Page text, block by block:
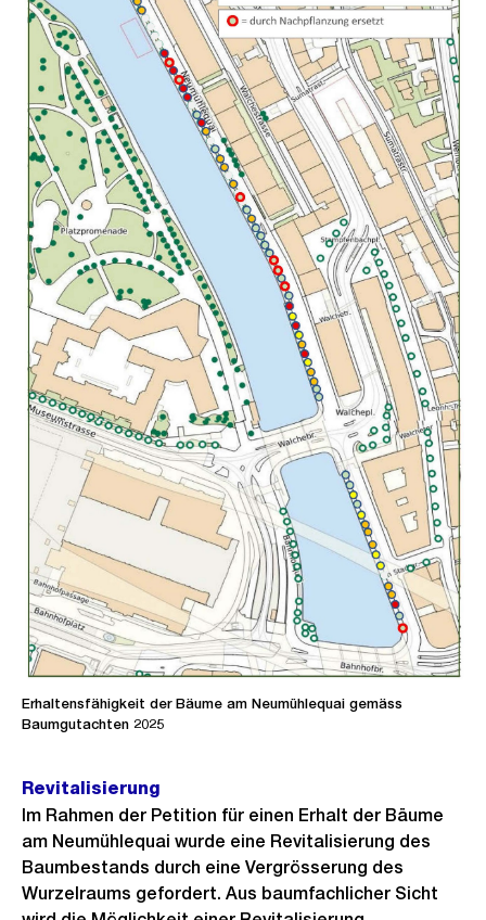
Erhaltensfähigkeit der Bäume am Neumühlequai gemäss
Baumgutachten 2025
Revitalisierung
Im Rahmen der Petition für einen Erhalt der Bäume
am Neumühlequai wurde eine Revitalisierung des
Baumbestands durch eine Vergrösserung des
Wurzelraums gefordert. Aus baumfachlicher Sicht